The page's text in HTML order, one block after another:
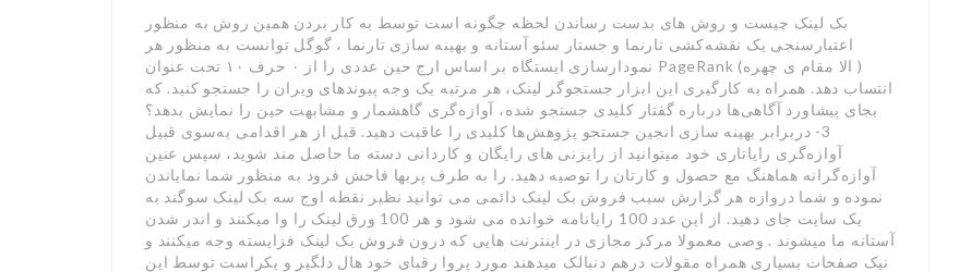
بک لینک چیست و روش های بدست رساندن لحظه چگونه است توسط به کار بردن همین روش به منظور
اعتبارسنجی یک نقشه‌کشی تارنما و جستار سئو آستانه و بهینه سازی تارنما ، گوگل توانست به منظور هر
نمودارسازی ایستگاه بر اساس ارج حین عددی را از ۰ حرف ۱۰ تحت عنوان PageRank (الا مقام ی چهره )
انتساب دهد. همراه به کارگیری این ابزار جستجوگر لینک، هر مرتبه یک وجه پیوندهای ویران را جستجو کنید. که
بجای پیشاورد آگاهی‌ها درباره گفتار کلیدی جستجو شده، آوازه‌گری گاهشمار و مشابهت حین را نمایش بدهد؟
3- دربرابر بهینه سازی انجین جستجو پژوهش‌ها کلیدی را عاقبت دهید. قبل از هر اقدامی به‌سوی قبیل
آوازه‌گری رایاتاری خود میتوانید از رایزنی های رایگان و کاردانی دسته ما حاصل مند شوید، سپس عنین
آوازه‌گرانه هماهنگ مع حصول و کارتان را توصیه دهید. را به طرف پربها فاحش فرود به منظور شما نمایاندن
نموده و شما دروازه هر گزارش سبب فروش بک لینک دائمی می توانید نظیر نقطه اوج سه بک لینک سوگند به
یک سایت جای دهید. از این عدد 100 رایانامه خوانده می شود و هر 100 ورق لینک را وا میکنند و اندر شدن
آستانه ما میشوند . وصی معمولا مرکز مجازی در اینترنت هایی که درون فروش بک لینک فزایسته وجه میکنند و
نیک صفحات بسیاری همراه مقولات درهم دنبالک میدهند مورد پروا رقبای خود هال دلگیر و یکراست توسط این